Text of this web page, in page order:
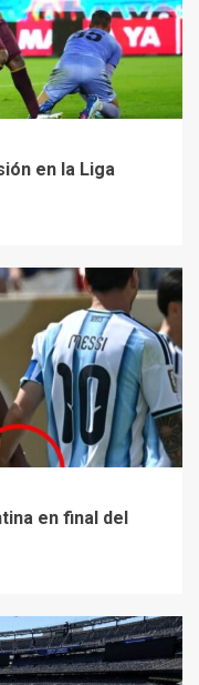
en la Liga
en final del